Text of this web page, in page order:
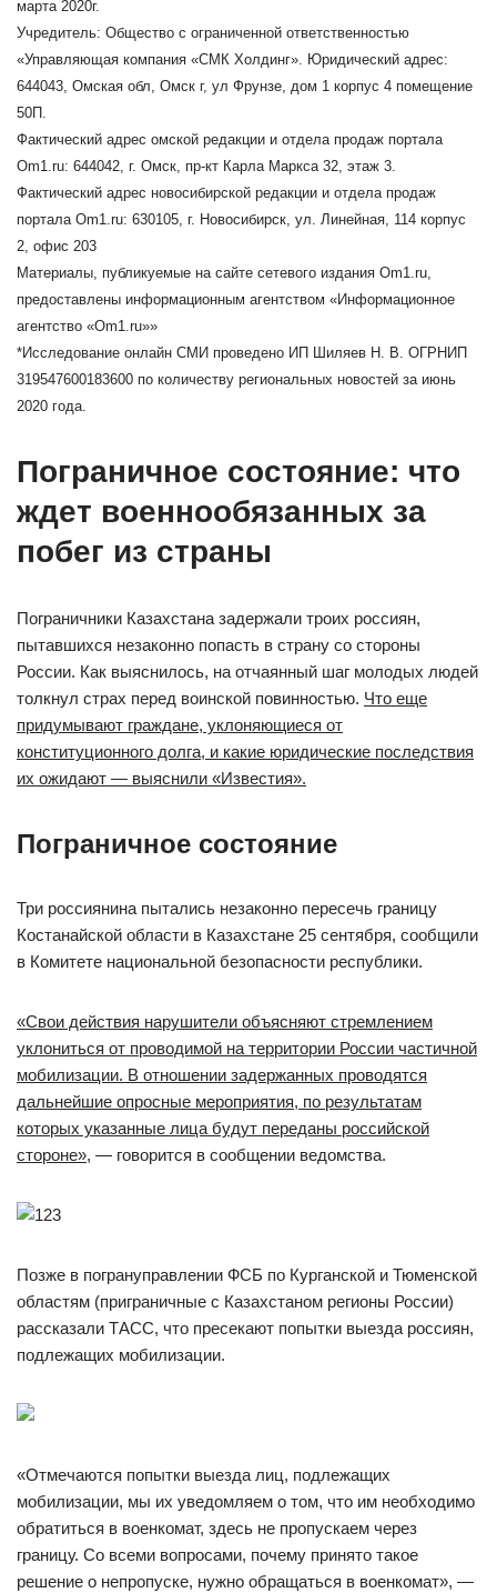
марта 2020г.
Учредитель: Общество с ограниченной ответственностью
«Управляющая компания «СМК Холдинг». Юридический адрес:
644043, Омская обл, Омск г, ул Фрунзе, дом 1 корпус 4 помещение
50П.
Фактический адрес омской редакции и отдела продаж портала
Om1.ru: 644042, г. Омск, пр-кт Карла Маркса 32, этаж 3.
Фактический адрес новосибирской редакции и отдела продаж
портала Om1.ru: 630105, г. Новосибирск, ул. Линейная, 114 корпус
2, офис 203
Материалы, публикуемые на сайте сетевого издания Om1.ru,
предоставлены информационным агентством «Информационное
агентство «Om1.ru»»
*Исследование онлайн СМИ проведено ИП Шиляев Н. В. ОГРНИП
319547600183600 по количеству региональных новостей за июнь
2020 года.
Пограничное состояние: что
ждет военнообязанных за
побег из страны
Пограничники Казахстана задержали троих россиян,
пытавшихся незаконно попасть в страну со стороны
России. Как выяснилось, на отчаянный шаг молодых людей
толкнул страх перед воинской повинностью. Что еще
придумывают граждане, уклоняющиеся от
конституционного долга, и какие юридические последствия
их ожидают — выяснили «Известия».
Пограничное состояние
Три россиянина пытались незаконно пересечь границу
Костанайской области в Казахстане 25 сентября, сообщили
в Комитете национальной безопасности республики.
«Свои действия нарушители объясняют стремлением
уклониться от проводимой на территории России частичной
мобилизации. В отношении задержанных проводятся
дальнейшие опросные мероприятия, по результатам
которых указанные лица будут переданы российской
стороне», — говорится в сообщении ведомства.
Позже в погрануправлении ФСБ по Курганской и Тюменской
областям (приграничные с Казахстаном регионы России)
рассказали ТАСС, что пресекают попытки выезда россиян,
подлежащих мобилизации.
«Отмечаются попытки выезда лиц, подлежащих
мобилизации, мы их уведомляем о том, что им необходимо
обратиться в военкомат, здесь не пропускаем через
границу. Со всеми вопросами, почему принято такое
решение о непропуске, нужно обращаться в военкомат», —